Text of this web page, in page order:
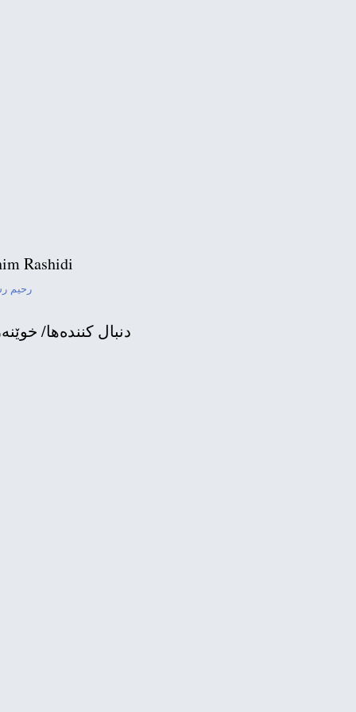
geben darf Ein
overseas
بەرێزان،
گفتگو با تلویزیون پارس
فیلمی نیوەی
Rashidi
رحیم
دنبال كننده‌ها/